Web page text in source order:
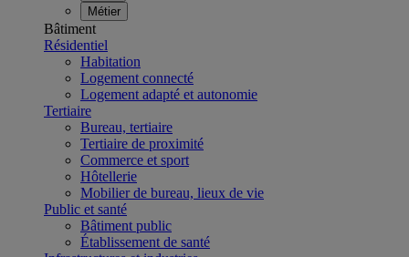
Métier
Bâtiment
Résidentiel
Habitation
Logement connecté
Logement adapté et autonomie
Tertiaire
Bureau, tertiaire
Tertiaire de proximité
Commerce et sport
Hôtellerie
Mobilier de bureau, lieux de vie
Public et santé
Bâtiment public
Établissement de santé